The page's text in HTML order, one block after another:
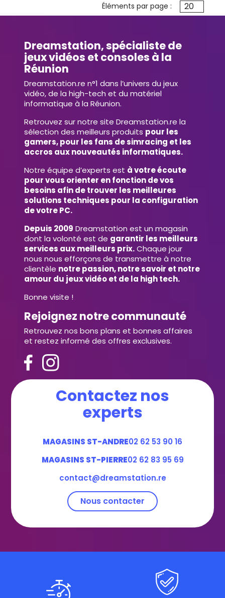
Éléments par page : 20
Dreamstation, spécialiste de
jeux vidéos et consoles à la
Réunion
Dreamstation.re n°1 dans l’univers du jeux
vidéo, de la high-tech et du matériel
informatique à la Réunion.
Retrouvez sur notre site Dreamstation.re la
sélection des meilleurs produits pour les
gamers, pour les fans de simracing et les
accros aux nouveautés informatiques.
Notre équipe d’experts est à votre écoute
pour vous orienter en fonction de vos
besoins afin de trouver les meilleures
solutions techniques pour la configuration
de votre PC.
Depuis 2009 Dreamstation est un magasin
dont la volonté est de garantir les meilleurs
services aux meilleurs prix.Chaque jour
nous nous efforçons de transmettre à notre
clientèle notre passion, notre savoir et notre
amour du jeux vidéo et de la high tech.
Bonne visite !
Rejoignez notre communauté
Retrouvez nos bons plans et bonnes affaires
et restez informé des offres exclusives.
Contactez nos
experts
MAGASINS ST-ANDRE02 62 53 90 16
MAGASINS ST-PIERRE02 62 83 95 69
contact@dreamstation.re
Nous contacter